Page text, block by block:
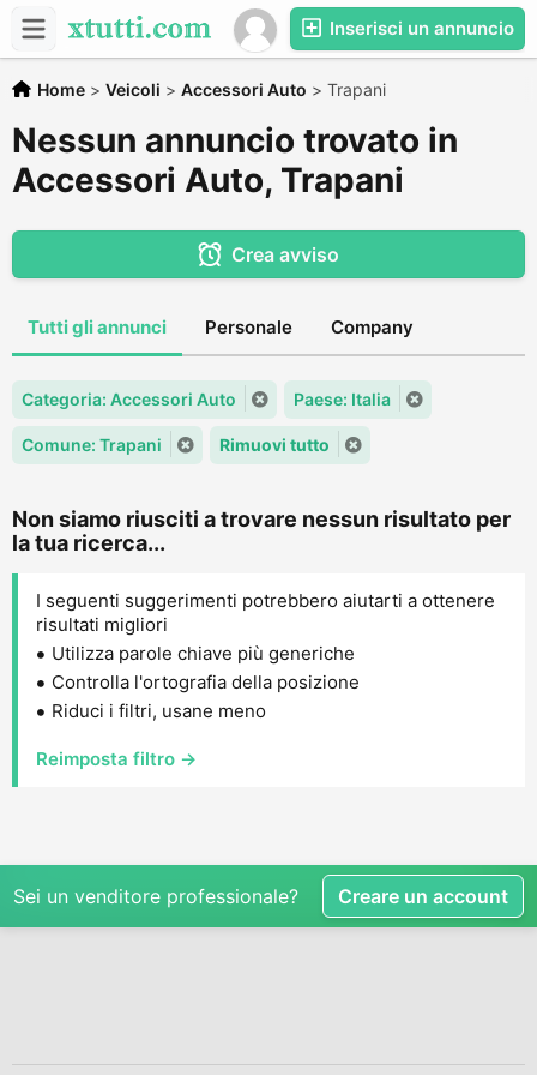
Inserisci un annuncio
Home > Veicoli > Accessori Auto > Trapani
Nessun annuncio trovato in
Accessori Auto, Trapani
Crea avviso
Tutti gli annunci Personale Company
Categoria: Accessori Auto Paese: Italia
Comune: Trapani Rimuovi tutto
Non siamo riusciti a trovare nessun risultato per
la tua ricerca...
I seguenti suggerimenti potrebbero aiutarti a ottenere
risultati migliori
Utilizza parole chiave più generiche
Controlla l'ortografia della posizione
Riduci i filtri, usane meno
Reimposta filtro →
Sei un venditore professionale? Creare un account